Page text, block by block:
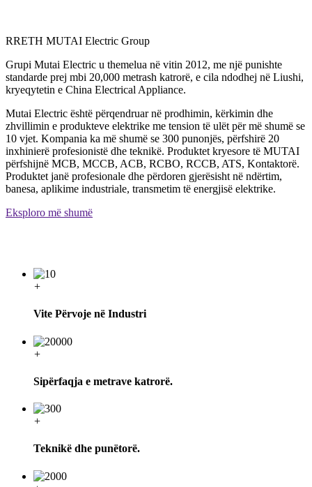
RRETH MUTAI Electric Group
Grupi Mutai Electric u themelua në vitin 2012, me një punishte
standarde prej mbi 20,000 metrash katrorë, e cila ndodhej në Liushi,
kryeqytetin e China Electrical Appliance.
Mutai Electric është përqendruar në prodhimin, kërkimin dhe
zhvillimin e produkteve elektrike me tension të ulët për më shumë se
10 vjet. Kompania ka më shumë se 300 punonjës, përfshirë 20
inxhinierë profesionistë dhe teknikë. Produktet kryesore të MUTAI
përfshijnë MCB, MCCB, ACB, RCBO, RCCB, ATS, Kontaktorë.
Produktet janë profesionale dhe përdoren gjerësisht në ndërtim,
banesa, aplikime industriale, transmetim të energjisë elektrike.
Eksploro më shumë
+
Vite Përvoje në Industri
+
Sipërfaqja e metrave katrorë.
+
Teknikë dhe punëtorë.